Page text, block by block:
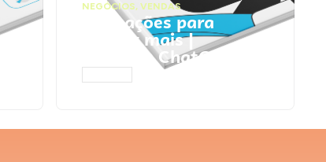
NEGÓCIOS, VENDAS
Faça ações para
vender mais |
Prompts ChatGPT